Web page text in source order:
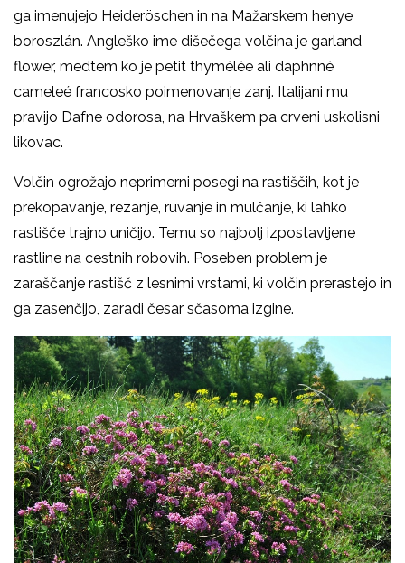
ga imenujejo Heideröschen in na Mažarskem henye
boroszlán. Angleško ime dišečega volčina je garland
flower, medtem ko je petit thymélée ali daphnné
cameleé francosko poimenovanje zanj. Italijani mu
pravijo Dafne odorosa, na Hrvaškem pa crveni uskolisni
likovac.
Volčin ogrožajo neprimerni posegi na rastiščih, kot je
prekopavanje, rezanje, ruvanje in mulčanje, ki lahko
rastišče trajno uničijo. Temu so najbolj izpostavljene
rastline na cestnih robovih. Poseben problem je
zaraščanje rastišč z lesnimi vrstami, ki volčin prerastejo in
ga zasenčijo, zaradi česar sčasoma izgine.